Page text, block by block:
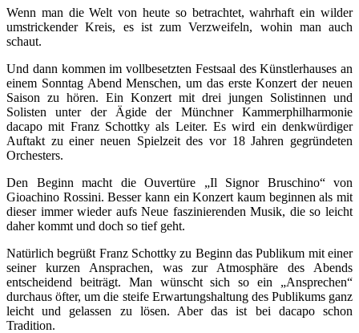
Wenn man die Welt von heute so betrachtet, wahrhaft ein wilder
umstrickender Kreis, es ist zum Verzweifeln, wohin man auch
schaut.
Und dann kommen im vollbesetzten Festsaal des Künstlerhauses an
einem Sonntag Abend Menschen, um das erste Konzert der neuen
Saison zu hören. Ein Konzert mit drei jungen Solistinnen und
Solisten unter der Ägide der Münchner Kammerphilharmonie
dacapo mit Franz Schottky als Leiter. Es wird ein denkwürdiger
Auftakt zu einer neuen Spielzeit des vor 18 Jahren gegründeten
Orchesters.
Den Beginn macht die Ouvertüre „Il Signor Bruschino“ von
Gioachino Rossini. Besser kann ein Konzert kaum beginnen als mit
dieser immer wieder aufs Neue faszinierenden Musik, die so leicht
daher kommt und doch so tief geht.
Natürlich begrüßt Franz Schottky zu Beginn das Publikum mit einer
seiner kurzen Ansprachen, was zur Atmosphäre des Abends
entscheidend beiträgt. Man wünscht sich so ein „Ansprechen“
durchaus öfter, um die steife Erwartungshaltung des Publikums ganz
leicht und gelassen zu lösen. Aber das ist bei dacapo schon
Tradition.